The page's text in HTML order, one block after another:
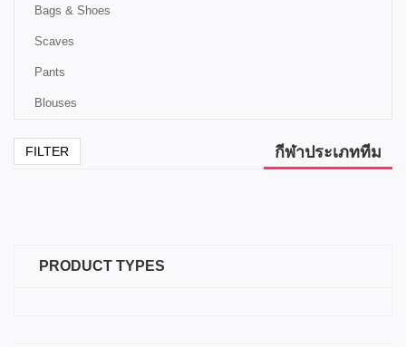
Bags & Shoes
Scaves
Pants
Blouses
FILTER กีฬาประเภททีม
PRODUCT TYPES